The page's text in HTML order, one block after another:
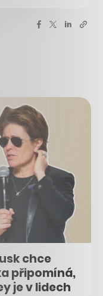
chce
připomíná,
je v lidech